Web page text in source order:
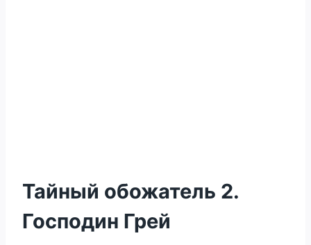
Тайный обожатель 2.
Господин Грей